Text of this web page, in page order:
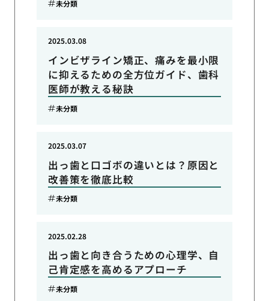
未分類
インビザライン矯正、痛みを最小限
に抑えるための全方位ガイド、歯科
医師が教える秘訣
2025.03.08
未分類
出っ歯と口ゴボの違いとは？原因と
改善策を徹底比較
2025.03.07
未分類
出っ歯と向き合うための心理学、自
己肯定感を高めるアプローチ
2025.02.28
未分類